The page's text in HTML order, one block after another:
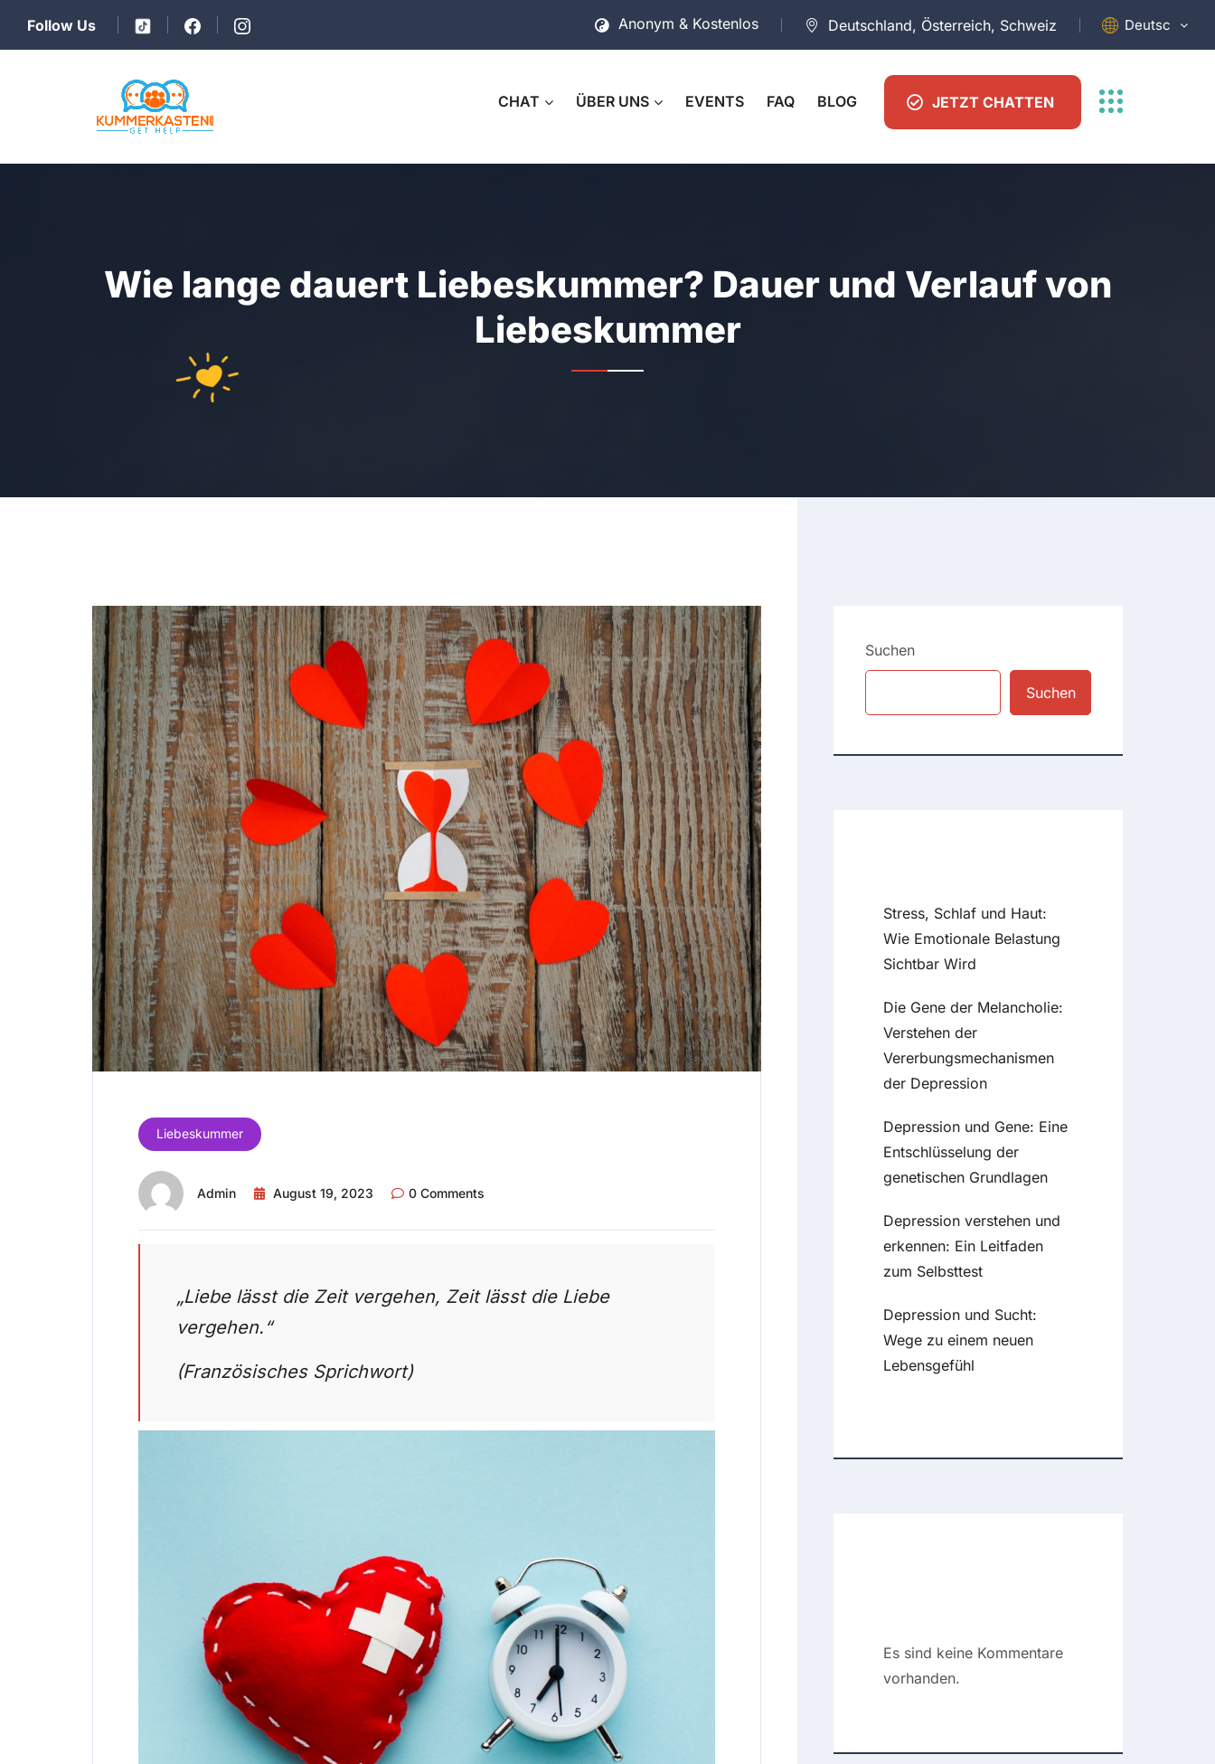
Follow Us Anonym & Kostenlos Deutschland, Österreich, Schweiz Deutsch
CHAT ÜBER UNS EVENTS FAQ BLOG JETZT CHATTEN
Wie lange dauert Liebeskummer? Dauer und Verlauf von
Liebeskummer
Liebeskummer
Admin August 19, 2023 0 Comments
„Liebe lässt die Zeit vergehen, Zeit lässt die Liebe
vergehen.“
(Französisches Sprichwort)
Suchen
Suchen
Stress, Schlaf und Haut:
Wie Emotionale Belastung
Sichtbar Wird
Die Gene der Melancholie:
Verstehen der
Vererbungsmechanismen
der Depression
Depression und Gene: Eine
Entschlüsselung der
genetischen Grundlagen
Depression verstehen und
erkennen: Ein Leitfaden
zum Selbsttest
Depression und Sucht:
Wege zu einem neuen
Lebensgefühl
Es sind keine Kommentare
vorhanden.